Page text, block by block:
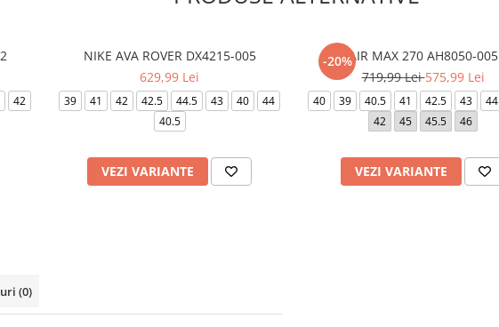
42
NIKE AVA ROVER DX4215-005
629,99 Lei
39 41 42 42.5 44.5 43 40
44
40.5
VEZI VARIANTE
-20%AIR MAX 270 AH8050-005
719,99 Lei575,99 Lei
40 39 40.5 41 42.5 43 44
42
45 45.5 46
VEZI VARIANTE
(0)